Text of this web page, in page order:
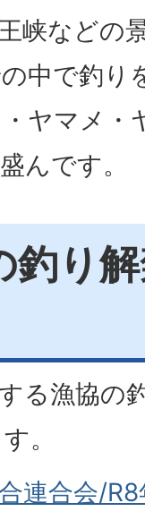
峡などの
中で釣り
ヤマメ・
んです。
釣り
る漁協の
。
連合会/